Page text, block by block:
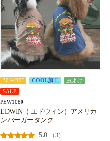
30％OFF COOL加工
虫よけ
SALE
PEW1080
EDWIN（ エドウィン）アメリカ
ンバーガータンク
5.0
（3）